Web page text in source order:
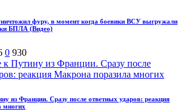
фуру, в момент когда боевики ВСУ выгружали
БПЛА (Видео)
0 930
из Франции. Сразу после ответных ударов: реакция
многих